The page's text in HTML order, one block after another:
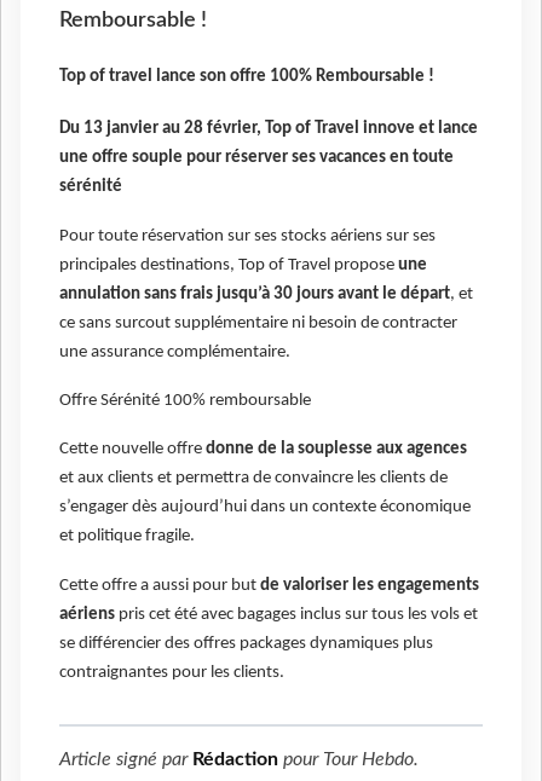
Remboursable !
Top of travel lance son offre 100% Remboursable !
Du 13 janvier au 28 février, Top of Travel innove et lance
une offre souple pour réserver ses vacances en toute
sérénité
Pour toute réservation sur ses stocks aériens sur ses
principales destinations, Top of Travel propose une
annulation sans frais jusqu’à 30 jours avant le départ, et
ce sans surcout supplémentaire ni besoin de contracter
une assurance complémentaire.
Offre Sérénité 100% remboursable
Cette nouvelle offre donne de la souplesse aux agences
et aux clients et permettra de convaincre les clients de
s’engager dès aujourd’hui dans un contexte économique
et politique fragile.
Cette offre a aussi pour but de valoriser les engagements
aériens pris cet été avec bagages inclus sur tous les vols et
se différencier des offres packages dynamiques plus
contraignantes pour les clients.
Article signé par Rédaction pour Tour Hebdo.